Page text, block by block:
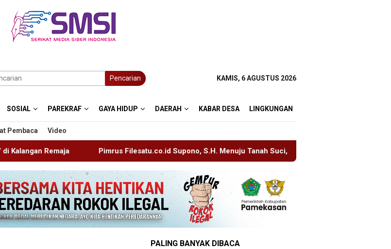
Pencarian KAMIS, 6 AGUSTUS 2026
SOSIAL PAREKRAF GAYA HIDUP DAERAH KABAR DESA LINGKUNGAN
Pembaca Video
Pimrus Filesatu.co.id Supono, S.H. Menuju Tanah Suci, Manajemen Pastikan Pelayanan Berita Tetap Maksimal
PALING BANYAK DIBACA